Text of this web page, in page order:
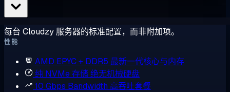
每台 Cloudzy 服务器的标准配置，而非附加项。
性能
AMD EPYC + DDR5 最新一代核心与内存
纯 NVMe 存储绝无机械硬盘
10 Gbps Bandwidth 高吞吐套餐